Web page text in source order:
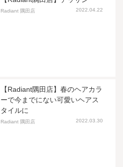
Radiant 隅田店 2022.04.22
【Radiant隅田店】春のヘアカラ
ーで今までにない可愛いヘアス
タイルに
Radiant 隅田店 2022.03.30